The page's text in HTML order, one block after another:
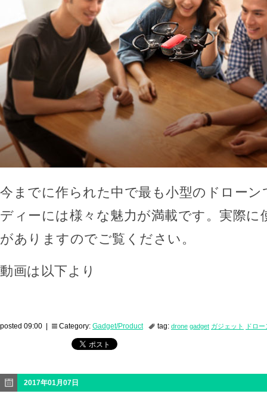
今までに作られた中で最も小型のドロー
ディーには様々な魅力が満載です。実際に
がありますのでご覧ください。
動画は以下より
posted 09:00 | Category: Gadget/Product tag: drone gadget ガジェット ドロー
2017年01月07日